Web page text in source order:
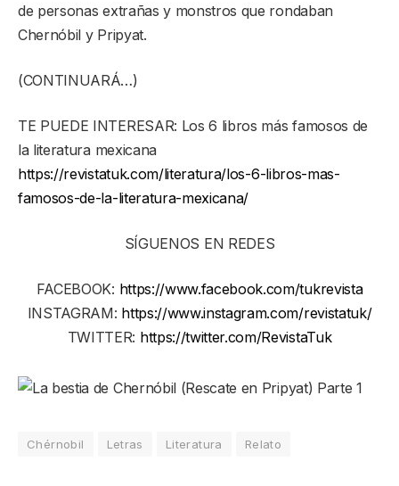
de personas extrañas y monstros que rondaban
Chernóbil y Pripyat.
(CONTINUARÁ…)
TE PUEDE INTERESAR: Los 6 libros más famosos de
la literatura mexicana
https://revistatuk.com/literatura/los-6-libros-mas-
famosos-de-la-literatura-mexicana/
SÍGUENOS EN REDES
FACEBOOK: https://www.facebook.com/tukrevista
INSTAGRAM: https://www.instagram.com/revistatuk/
TWITTER: https://twitter.com/RevistaTuk
Chérnobil Letras Literatura Relato